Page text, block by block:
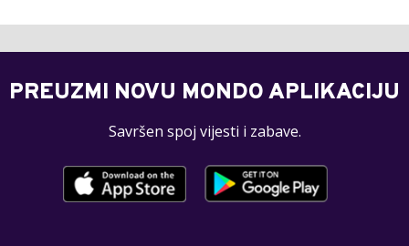
PREUZMI NOVU MONDO APLIKACIJU
Savršen spoj vijesti i zabave.